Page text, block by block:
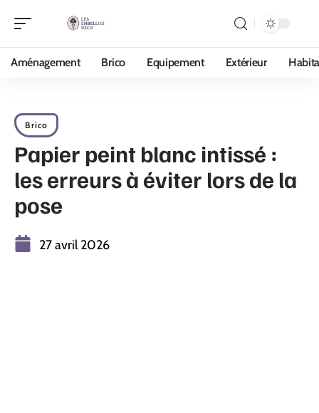
Aménagement Brico Equipement Extérieur
Brico
Papier peint blanc intissé :
les erreurs à éviter lors de la
pose
27 avril 2026